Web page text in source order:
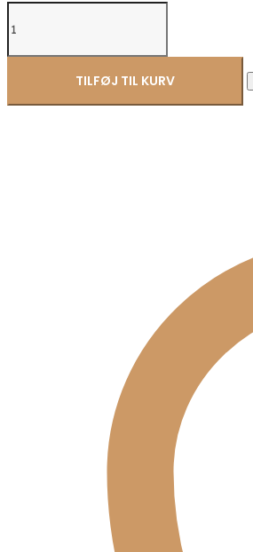
Guld
&
Design
halskæde
TILFØJ TIL KURV